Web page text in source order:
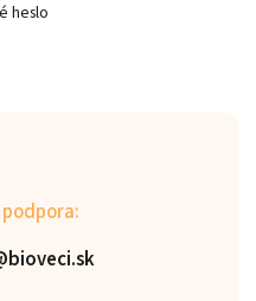
heslo